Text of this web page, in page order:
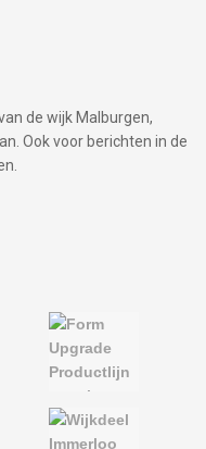
de wijk Malburgen,
Ook voor berichten in de